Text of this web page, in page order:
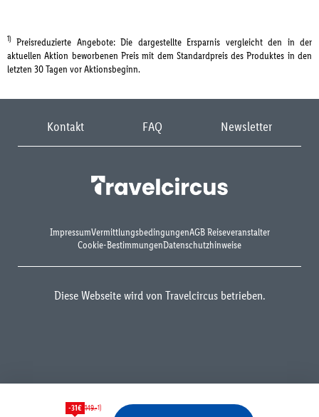
-31€ 149.-1)
1) Preisreduzierte Angebote: Die dargestellte Ersparnis vergleicht den in der
aktuellen Aktion beworbenen Preis mit dem Standardpreis des Produktes in den
letzten 30 Tagen vor Aktionsbeginn.
Kontakt FAQ Newsletter
ImpressumVermittlungsbedingungenAGB Reiseveranstalter
Cookie-BestimmungenDatenschutzhinweise
Diese Webseite wird von Travelcircus betrieben.